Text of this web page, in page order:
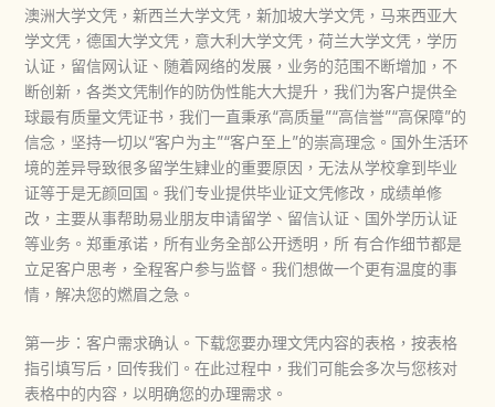
澳洲大学文凭，新西兰大学文凭，新加坡大学文凭，马来西亚大
学文凭，德国大学文凭，意大利大学文凭，荷兰大学文凭，学历
认证，留信网认证、随着网络的发展，业务的范围不断增加，不
断创新，各类文凭制作的防伪性能大大提升，我们为客户提供全
球最有质量文凭证书，我们一直秉承“高质量”“高信誉”“高保障”的
信念，坚持一切以“客户为主”“客户至上”的崇高理念。国外生活环
境的差异导致很多留学生肄业的重要原因，无法从学校拿到毕业
证等于是无颜回国。我们专业提供毕业证文凭修改，成绩单修
改，主要从事帮助易业朋友申请留学、留信认证、国外学历认证
等业务。郑重承诺，所有业务全部公开透明，所 有合作细节都是
立足客户思考，全程客户参与监督。我们想做一个更有温度的事
情，解决您的燃眉之急。
第一步：客户需求确认。下载您要办理文凭内容的表格，按表格
指引填写后，回传我们。在此过程中，我们可能会多次与您核对
表格中的内容，以明确您的办理需求。